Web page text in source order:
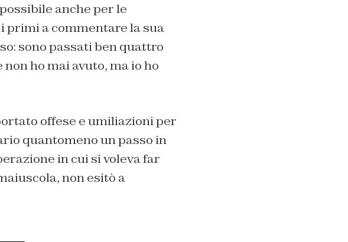
anche per le
primi a commentare la sua
sono passati ben quattro
ho mai avuto, ma io ho
offese e umiliazioni per
quantomeno un passo in
in cui si voleva far
non esitò a